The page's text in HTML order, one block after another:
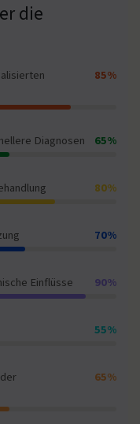
die
85%
Diagnosen 65%
80%
70%
Einflüsse 90%
55%
65%